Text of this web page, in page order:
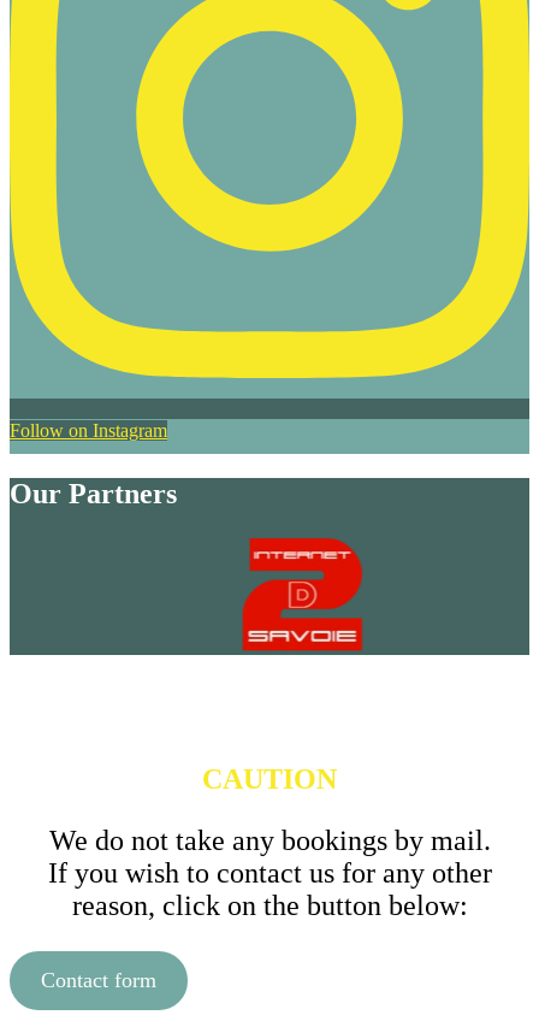
Follow on Instagram
Our Partners
CAUTION
We do not take any bookings by mail.
If you wish to contact us for any other
reason, click on the button below:
Contact form